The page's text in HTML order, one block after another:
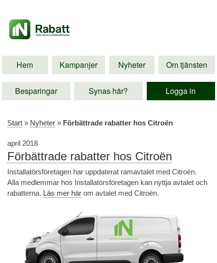
Hem Kampanjer Nyheter Om tjänsten
Besparingar Synas här? Logga in
Start » Nyheter » Förbättrade rabatter hos Citroën
april 2018
Förbättrade rabatter hos Citroën
Installatörsföretagen har uppdaterat ramavtalet med Citroën.
Alla medlemmar hos Installatörsföretagen kan nyttja avtalet och
rabatterna. Läs mer här om avtalet med Citroën.